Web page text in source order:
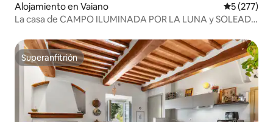
Alojamiento en Vaiano
5 (277)
La casa de CAMPO ILUMINADA POR LA LUNA y SOLEADA
Superanfitrión
Superanfitrión